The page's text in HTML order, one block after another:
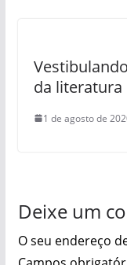
da
1 de agosto de
Deixe um
O seu endereço